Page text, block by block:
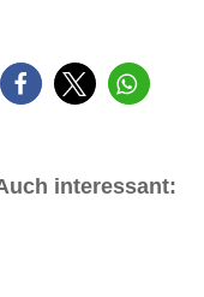
interessant: